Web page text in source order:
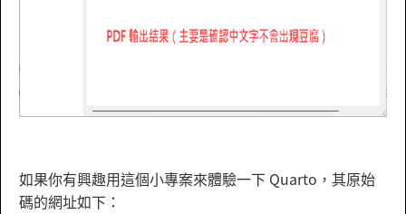
如果你有興趣用這個小專案來體驗一下 Quarto，其原始
碼的網址如下：